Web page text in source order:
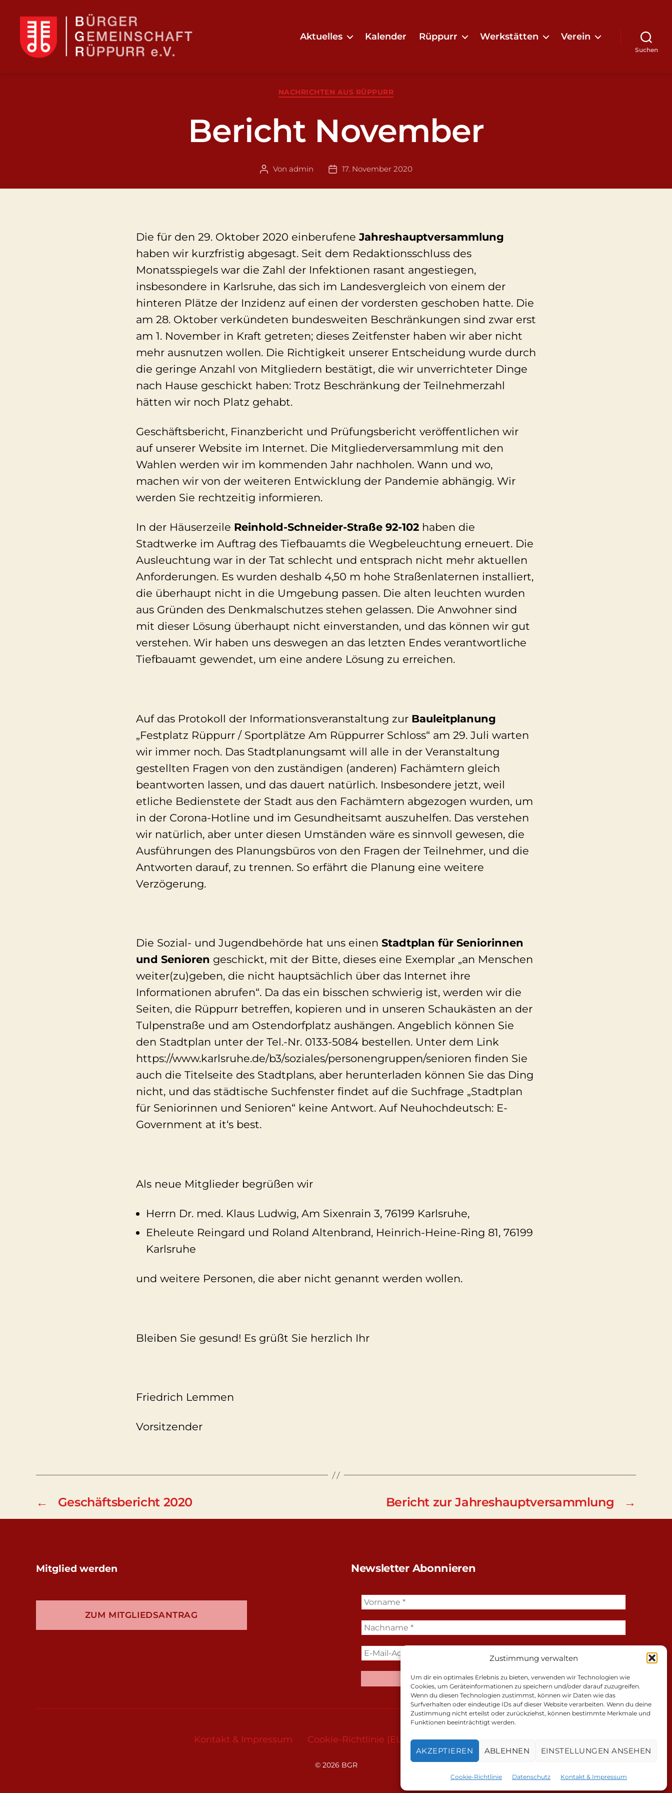
Zustimmung verwalten
Um dir ein optimales Erlebnis zu bieten, verwenden wir Technologien wie
Cookies, um Geräteinformationen zu speichern und/oder darauf zuzugreifen.
Wenn du diesen Technologien zustimmst, können wir Daten wie das
Surfverhalten oder eindeutige IDs auf dieser Website verarbeiten. Wenn du deine
Zustimmung nicht erteilst oder zurückziehst, können bestimmte Merkmale und
Funktionen beeinträchtigt werden.
AKZEPTIEREN ABLEHNEN EINSTELLUNGEN ANSEHEN
Cookie-Richtlinie Datenschutz Kontakt & Impressum
Aktuelles Kalender Rüppurr Werkstätten Verein
Suchen
Kategorien
NACHRICHTEN AUS RÜPPURR
Bericht November
Beitragsautor
Von admin Veröffentlichungsdatum
17. November 2020
Die für den 29. Oktober 2020 einberufene Jahreshauptversammlung
haben wir kurzfristig abgesagt. Seit dem Redaktionsschluss des
Monatsspiegels war die Zahl der Infektionen rasant angestiegen,
insbesondere in Karlsruhe, das sich im Landesvergleich von einem der
hinteren Plätze der Inzidenz auf einen der vordersten geschoben hatte. Die
am 28. Oktober verkündeten bundesweiten Beschränkungen sind zwar erst
am 1. November in Kraft getreten; dieses Zeitfenster haben wir aber nicht
mehr ausnutzen wollen. Die Richtigkeit unserer Entscheidung wurde durch
die geringe Anzahl von Mitgliedern bestätigt, die wir unverrichteter Dinge
nach Hause geschickt haben: Trotz Beschränkung der Teilnehmerzahl
hätten wir noch Platz gehabt.
Geschäftsbericht, Finanzbericht und Prüfungsbericht veröffentlichen wir
auf unserer Website im Internet. Die Mitgliederversammlung mit den
Wahlen werden wir im kommenden Jahr nachholen. Wann und wo,
machen wir von der weiteren Entwicklung der Pandemie abhängig. Wir
werden Sie rechtzeitig informieren.
In der Häuserzeile Reinhold-Schneider-Straße 92-102 haben die
Stadtwerke im Auftrag des Tiefbauamts die Wegbeleuchtung erneuert. Die
Ausleuchtung war in der Tat schlecht und entsprach nicht mehr aktuellen
Anforderungen. Es wurden deshalb 4,50 m hohe Straßenlaternen installiert,
die überhaupt nicht in die Umgebung passen. Die alten leuchten wurden
aus Gründen des Denkmalschutzes stehen gelassen. Die Anwohner sind
mit dieser Lösung überhaupt nicht einverstanden, und das können wir gut
verstehen. Wir haben uns deswegen an das letzten Endes verantwortliche
Tiefbauamt gewendet, um eine andere Lösung zu erreichen.
Auf das Protokoll der Informationsveranstaltung zur Bauleitplanung
„Festplatz Rüppurr / Sportplätze Am Rüppurrer Schloss“ am 29. Juli warten
wir immer noch. Das Stadtplanungsamt will alle in der Veranstaltung
gestellten Fragen von den zuständigen (anderen) Fachämtern gleich
beantworten lassen, und das dauert natürlich. Insbesondere jetzt, weil
etliche Bedienstete der Stadt aus den Fachämtern abgezogen wurden, um
in der Corona-Hotline und im Gesundheitsamt auszuhelfen. Das verstehen
wir natürlich, aber unter diesen Umständen wäre es sinnvoll gewesen, die
Ausführungen des Planungsbüros von den Fragen der Teilnehmer, und die
Antworten darauf, zu trennen. So erfährt die Planung eine weitere
Verzögerung.
Die Sozial- und Jugendbehörde hat uns einen Stadtplan für Seniorinnen
und Senioren geschickt, mit der Bitte, dieses eine Exemplar „an Menschen
weiter(zu)geben, die nicht hauptsächlich über das Internet ihre
Informationen abrufen“. Da das ein bisschen schwierig ist, werden wir die
Seiten, die Rüppurr betreffen, kopieren und in unseren Schaukästen an der
Tulpenstraße und am Ostendorfplatz aushängen. Angeblich können Sie
den Stadtplan unter der Tel.-Nr. 0133-5084 bestellen. Unter dem Link
https://www.karlsruhe.de/b3/soziales/personengruppen/senioren finden Sie
auch die Titelseite des Stadtplans, aber herunterladen können Sie das Ding
nicht, und das städtische Suchfenster findet auf die Suchfrage „Stadtplan
für Seniorinnen und Senioren“ keine Antwort. Auf Neuhochdeutsch: E-
Government at it‘s best.
Als neue Mitglieder begrüßen wir
Herrn Dr. med. Klaus Ludwig, Am Sixenrain 3, 76199 Karlsruhe,
Eheleute Reingard und Roland Altenbrand, Heinrich-Heine-Ring 81, 76199
Karlsruhe
und weitere Personen, die aber nicht genannt werden wollen.
Bleiben Sie gesund! Es grüßt Sie herzlich Ihr
Friedrich Lemmen
Vorsitzender
← Geschäftsbericht 2020 →
Bericht zur Jahreshauptversammlung
Mitglied werden
ZUM MITGLIEDSANTRAG
Newsletter Abonnieren
Kontakt & Impressum Cookie-Richtlinie (EU) Datenschutz
© 2026 BGR